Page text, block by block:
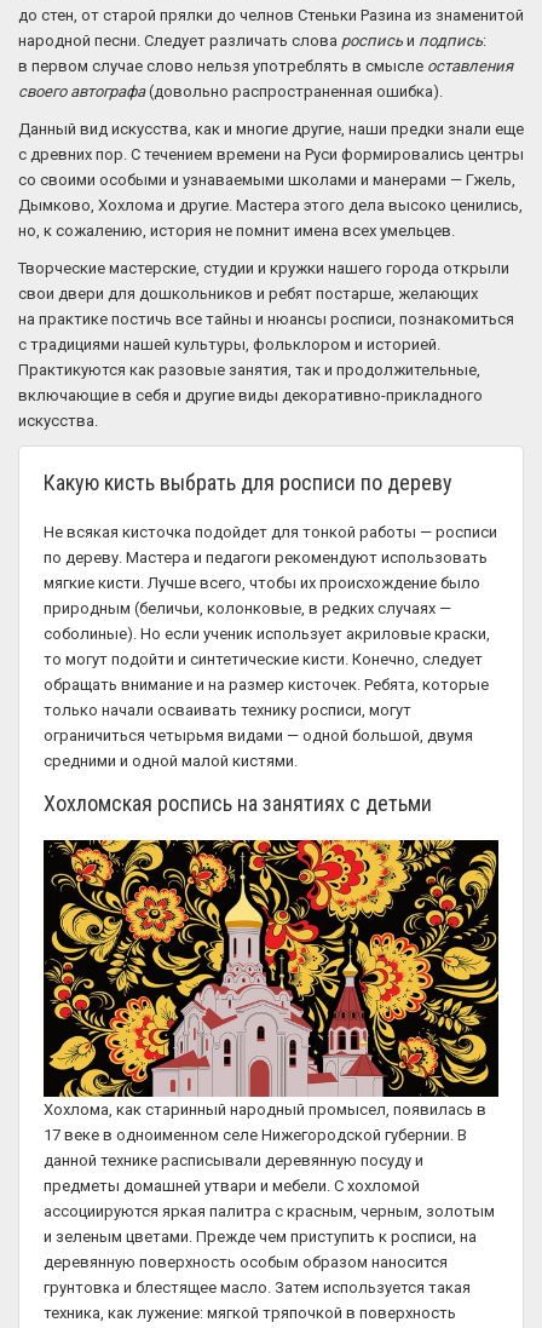
до стен, от старой прялки до челнов Стеньки Разина из знаменитой
народной песни. Следует различать слова роспись и подпись:
в первом случае слово нельзя употреблять в смысле оставления
своего автографа(довольно распространенная ошибка).
Данный вид искусства, как и многие другие, наши предки знали еще
с древних пор. С течением времени на Руси формировались центры
со своими особыми и узнаваемыми школами и манерами — Гжель,
Дымково, Хохлома и другие. Мастера этого дела высоко ценились,
но, к сожалению, история не помнит имена всех умельцев.
Творческие мастерские, студии и кружки нашего города открыли
свои двери для дошкольников и ребят постарше, желающих
на практике постичь все тайны и нюансы росписи, познакомиться
с традициями нашей культуры, фольклором и историей.
Практикуются как разовые занятия, так и продолжительные,
включающие в себя и другие виды декоративно-прикладного
искусства.
Какую кисть выбрать для росписи по дереву
Не всякая кисточка подойдет для тонкой работы — росписи
по дереву. Мастера и педагоги рекомендуют использовать
мягкие кисти. Лучше всего, чтобы их происхождение было
природным (беличьи, колонковые, в редких случаях —
соболиные). Но если ученик использует акриловые краски,
то могут подойти и синтетические кисти. Конечно, следует
обращать внимание и на размер кисточек. Ребята, которые
только начали осваивать технику росписи, могут
ограничиться четырьмя видами — одной большой, двумя
средними и одной малой кистями.
Хохломская роспись на занятиях с детьми
Хохлома, как старинный народный промысел, появилась в
17 веке в одноименном селе Нижегородской губернии. В
данной технике расписывали деревянную посуду и
предметы домашней утвари и мебели. С хохломой
ассоциируются яркая палитра с красным, черным, золотым
и зеленым цветами. Прежде чем приступить к росписи, на
деревянную поверхность особым образом наносится
грунтовка и блестящее масло. Затем используется такая
техника, как лужение: мягкой тряпочкой в поверхность